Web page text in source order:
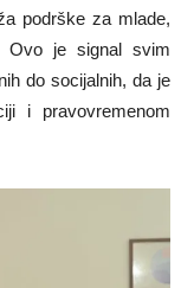
podrške za mlade,
Ovo je signal svim
do socijalnih, da je
i pravovremenom